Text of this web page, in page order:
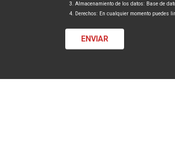
Almacenamiento de los datos: Base de
Derechos: En cualquier momento puedes